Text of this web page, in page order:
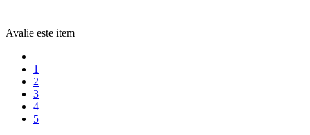
Avalie este item
1
2
3
4
5